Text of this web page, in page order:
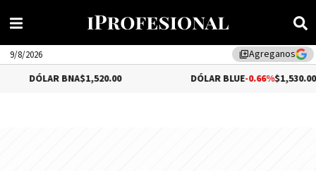
library_addAgreganos
9/8/2026
BNA$1,520.00 DÓLAR BLUE-0.66%$1,530.00